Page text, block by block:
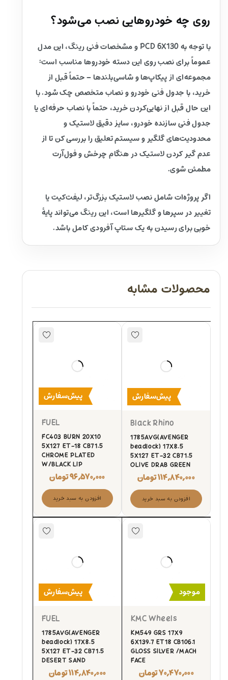
روی چه خودروهایی نصب می‌شود؟
با توجه به PCD 6X130 و مشخصات فنی رینگ، این مدل
عموماً برای نصب روی این دسته خودروها مناسب است:
مجموعه‌ای از پیکاپ‌ها و شاسی‌بلندها – حتماً قبل از
خرید، با جدول فنی خودرو و نصاب متخصص چک شود. با
این حال قبل از نهایی‌کردن خرید، حتماً با نصاب حرفه‌ای یا
جدول فنی سازنده خودرو، سایز دقیق لاستیک و
محدودیت‌های گلگیر و سیستم تعلیق را بررسی کن تا از
عدم گیر کردن لاستیک در هنگام چرخش و فول‌آرت
مطمئن شوی.
اگر پروژه‌ات شامل نصب لاستیک بزرگ‌تر، لیفت‌کیت یا
تغییر در سپرها و گلگیرها است، این رینگ می‌تواند پایهٔ
خوبی برای رسیدن به یک ستاپ آفرودی کامل باشد.
محصولات مشابه
پیش‌سفارش
Black Rhino
1785AVG(AVENGER
beadlock) 17X8.5
5X127 ET-32 CB71.5
OLIVE DRAB GREEN
۱۱۴,۸۴۰,۰۰۰تومان
افزودن به سبد خرید
پیش‌سفارش
FUEL
FC403 BURN 20X10
5X127 ET-18 CB71.5
CHROME PLATED
W/BLACK LIP
۹۶,۵۷۰,۰۰۰تومان
افزودن به سبد خرید
موجود
KMC Wheels
KM549 GRS 17X9
6X139.7 ET18 CB106.1
GLOSS SILVER /MACH
FACE
۷۰,۴۷۰,۰۰۰تومان
پیش‌سفارش
FUEL
1785AVG(AVENGER
beadlock) 17X8.5
5X127 ET-32 CB71.5
DESERT SAND
۱۱۴,۸۴۰,۰۰۰تومان